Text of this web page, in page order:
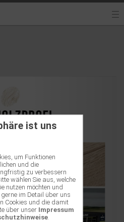
ist uns
um Funktionen
und die
zu verbessern
wählen Sie aus, welche
nutzen möchten und
im Detail über uns
Cookies und die damit
über unser Impressum
.